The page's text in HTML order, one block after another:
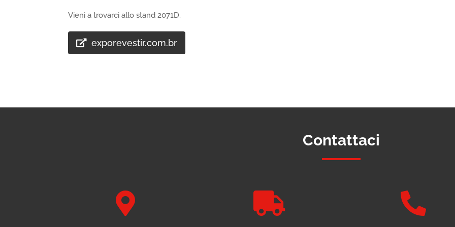
Vieni a trovarci allo stand 2071D.
exporevestir.com.br
Contattaci
  